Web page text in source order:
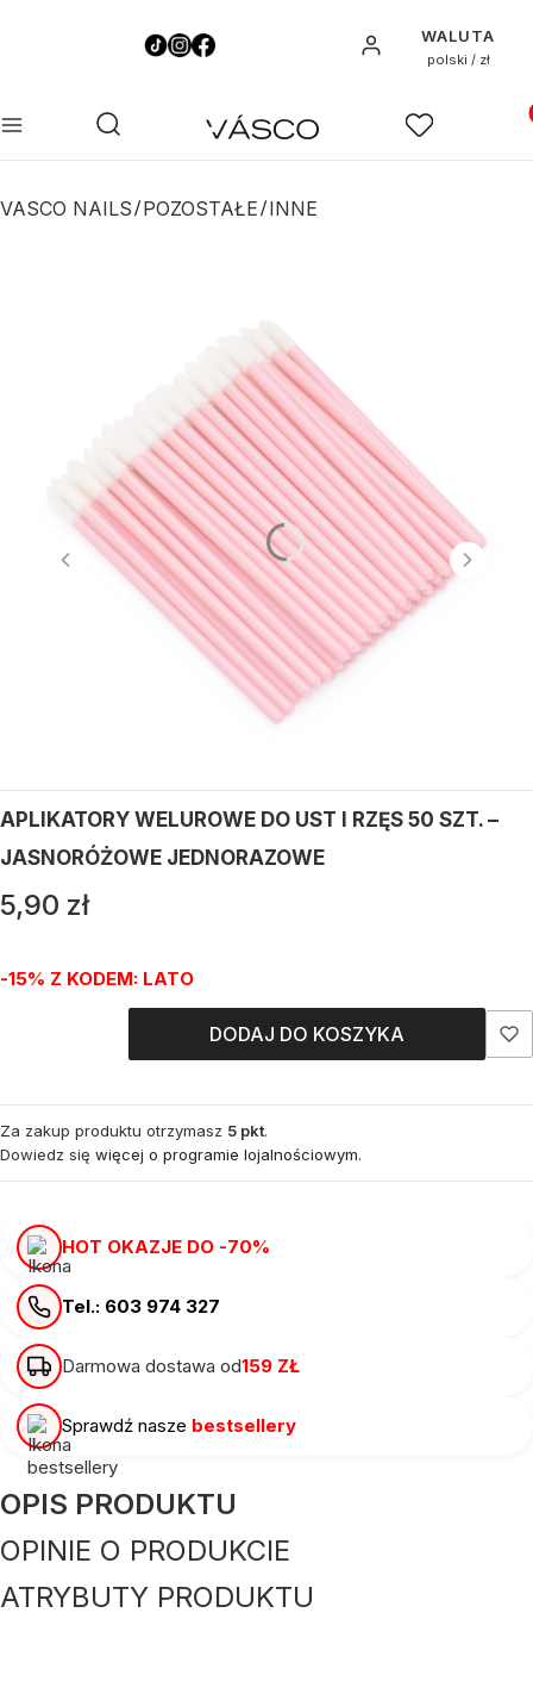
Zaloguj sięWALUTA
polski / zł
Menu Otwórz wyszukiwarkę
Szukaj Ulubione
VASCO NAILS POZOSTAŁE INNE
APLIKATORY WELUROWE DO UST I RZĘS 50 SZT. –
JASNORÓŻOWE JEDNORAZOWE
Cena
5,90 zł
-15% Z KODEM: LATO
DODAJ DO KOSZYKA
Za zakup produktu otrzymasz 5 pkt.
Dowiedz się więcej o programie lojalnościowym.
HOT OKAZJE DO -70%
Tel.: 603 974 327
Darmowa dostawa od159 ZŁ
Sprawdź nasze bestsellery
OPIS PRODUKTU
OPINIE O PRODUKCIE
ATRYBUTY PRODUKTU